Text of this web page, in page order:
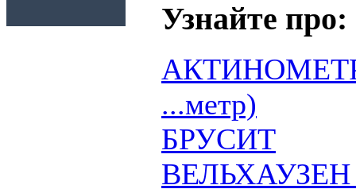
Узнайте про:
АКТИНОМЕТР
...метр)
БРУСИТ
ВЕЛЬХАУЗЕН